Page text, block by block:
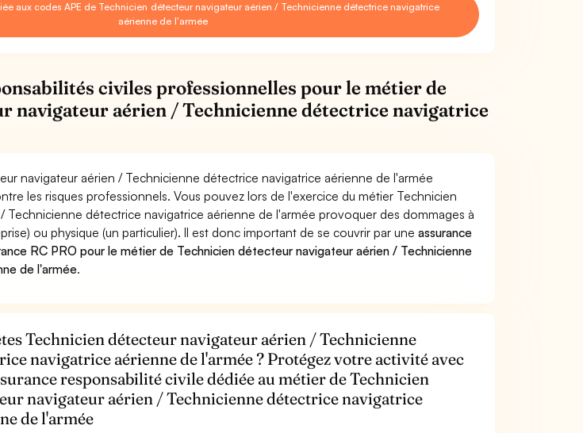
aux codes APE de Technicien détecteur navigateur aérien / Technicienne détectrice navigatrice
aérienne de l'armée
civiles professionnelles pour le métier de
navigateur aérien / Technicienne détectrice navigatrice
navigateur aérien / Technicienne détectrice navigatrice aérienne de l'armée
les risques professionnels. Vous pouvez lors de l'exercice du métier Technicien
Technicienne détectrice navigatrice aérienne de l'armée provoquer des dommages à
ou physique (un particulier). Il est donc important de se couvrir par uneassurance
RC PRO pour le métier de Technicien détecteur navigateur aérien / Technicienne
de l'armée.
Technicien détecteur navigateur aérien / Technicienne
navigatrice aérienne de l'armée ? Protégez votre activité avec
responsabilité civile dédiée au métier de Technicien
navigateur aérien / Technicienne détectrice navigatrice
de l'armée